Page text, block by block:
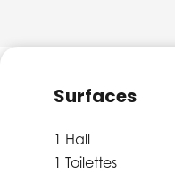
Surfaces
1 Hall
1 Toilettes